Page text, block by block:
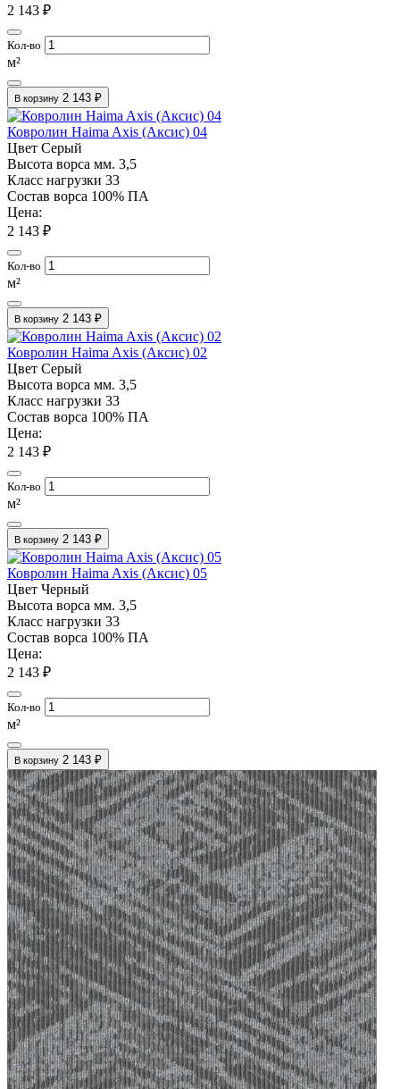
2 143 ₽
Кол-во
м²
В корзину 2 143 ₽
Ковролин Haima Axis (Аксис) 04
Цвет Серый
Высота ворса мм. 3,5
Класс нагрузки 33
Состав ворса 100% ПА
Цена:
2 143 ₽
Кол-во
м²
В корзину 2 143 ₽
Ковролин Haima Axis (Аксис) 02
Цвет Серый
Высота ворса мм. 3,5
Класс нагрузки 33
Состав ворса 100% ПА
Цена:
2 143 ₽
Кол-во
м²
В корзину 2 143 ₽
Ковролин Haima Axis (Аксис) 05
Цвет Черный
Высота ворса мм. 3,5
Класс нагрузки 33
Состав ворса 100% ПА
Цена:
2 143 ₽
Кол-во
м²
В корзину 2 143 ₽